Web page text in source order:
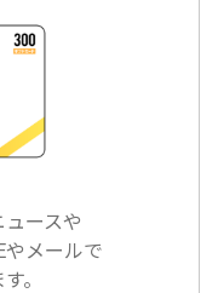
ースや
やメールで
。